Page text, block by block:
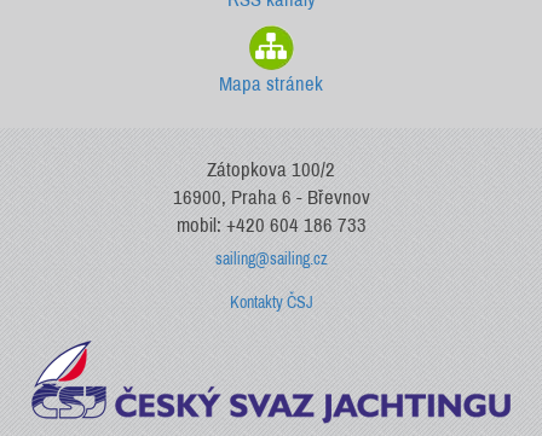
Mapa stránek
Zátopkova 100/2
16900, Praha 6 - Břevnov
mobil: +420 604 186 733
sailing@sailing.cz
Kontakty ČSJ